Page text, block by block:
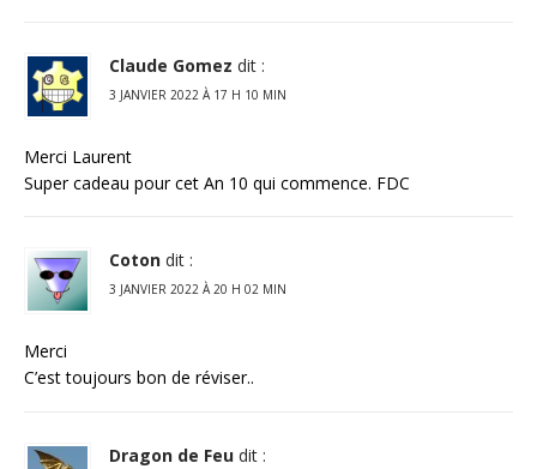
Claude Gomez dit :
3 JANVIER 2022 À 17 H 10 MIN
Merci Laurent
Super cadeau pour cet An 10 qui commence. FDC
Coton dit :
3 JANVIER 2022 À 20 H 02 MIN
Merci
C’est toujours bon de réviser..
Dragon de Feu dit :